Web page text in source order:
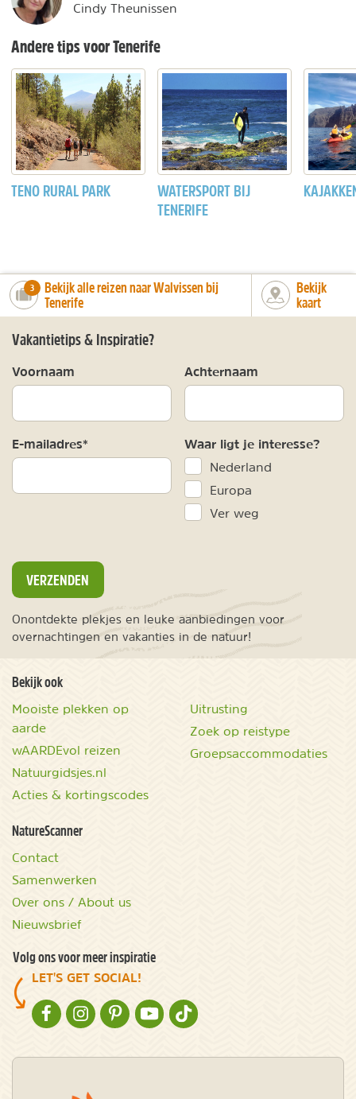
Cindy Theunissen
Andere tips voor Tenerife
TENO RURAL PARK
WATERSPORT BIJ
TENERIFE
number_of_trips:
3
Bekijk alle reizen naar Walvissen bij
Tenerife
Bekijk
kaart
Vakantietips & Inspiratie?
Voornaam Achternaam
E-mailadres* Waar ligt je interesse?
Nederland
Europa
Ver weg
VERZENDEN
Onontdekte plekjes en leuke aanbiedingen voor
overnachtingen en vakanties in de natuur!
Bekijk ook
Mooiste plekken op
aarde
wAARDEvol reizen
Natuurgidsjes.nl
Acties & kortingscodes
Uitrusting
Zoek op reistype
Groepsaccommodaties
NatureScanner
Contact
Samenwerken
Over ons / About us
Nieuwsbrief
Volg ons voor meer inspiratie
LET'S GET SOCIAL!
NATURESCANNER OP FACEBOOK
NATURESCANNER OP INSTAGRAM
NATURESCANNER OP PINTEREST
NATURESCANNER OP YOUTUBE
NATURESCANNER OP TIKTOK